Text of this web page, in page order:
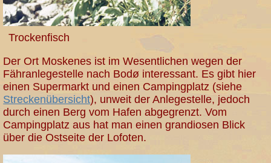
Trockenfisch
Der Ort Moskenes ist im Wesentlichen wegen der
Fähranlegestelle nach Bodø interessant. Es gibt hier
einen Supermarkt und einen Campingplatz (siehe
Streckenübersicht), unweit der Anlegestelle, jedoch
durch einen Berg vom Hafen abgegrenzt. Vom
Campingplatz aus hat man einen grandiosen Blick
über die Ostseite der Lofoten.